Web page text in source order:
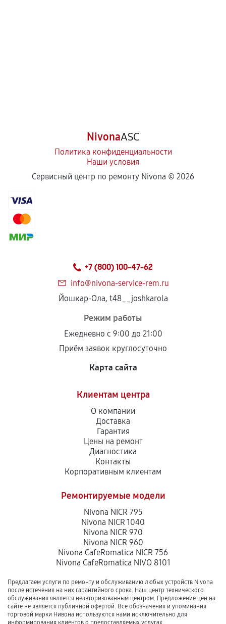
NivonaASC
Политика конфиденциальности
Наши условия
Сервисный центр по ремонту Nivona © 2026
+7 (800) 100-47-62
info@nivona-service-rem.ru
Йошкар-Ола, t48__joshkarola
Режим работы
Ежедневно с 9:00 до 21:00
Приём заявок круглосуточно
Карта сайта
Клиентам центра
О компании
Доставка
Гарантия
Цены на ремонт
Диагностика
Контакты
Корпоративным клиентам
Ремонтируемые модели
Nivona NICR 795
Nivona NICR 1040
Nivona NICR 970
Nivona NICR 960
Nivona CafeRomatica NICR 756
Nivona CafeRomatica NIVO 8101
Предлагаем услуги по ремонту и обслуживанию любых устройств Nivona
после истечения на них гарантийного срока. Наш центр технического
обслуживания является неавторизованным центром. Предложение цен на
сайте не является публичной офертой. Все обозначения и упоминания
торговой марки Нивона используются нами исключительно для
информирования клиентов о предоставляемых услугах.